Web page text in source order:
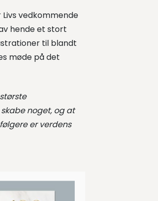
vedkommende
hende et stort
til blandt
møde på det
noget, og at
er verdens